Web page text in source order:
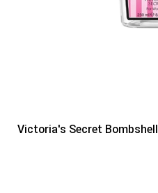
بادی اسپلش هیلدا بیوت مدل Victoria's Secret Bombshell